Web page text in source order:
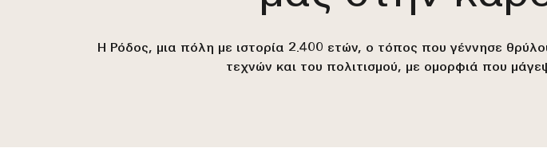
Η Ρόδος, μια πόλη με ιστορία 2.400 ετών, ο τόπος που γέννησε
τεχνών και του πολιτισμού, με ομορφιά που